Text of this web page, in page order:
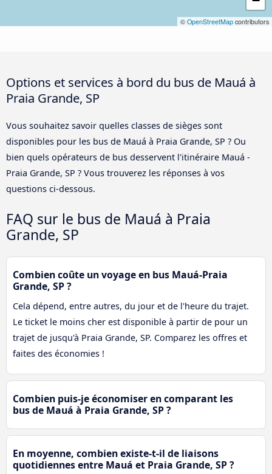
© OpenStreetMap contributors
Options et services à bord du bus de Mauá à
Praia Grande, SP
Vous souhaitez savoir quelles classes de sièges sont
disponibles pour les bus de Mauá à Praia Grande, SP ? Ou
bien quels opérateurs de bus desservent l'itinéraire Mauá -
Praia Grande, SP ? Vous trouverez les réponses à vos
questions ci-dessous.
FAQ sur le bus de Mauá à Praia
Grande, SP
Combien coûte un voyage en bus Mauá-Praia
Grande, SP ?
Cela dépend, entre autres, du jour et de l'heure du trajet.
Le ticket le moins cher est disponible à partir de pour un
trajet de jusqu'à Praia Grande, SP. Comparez les offres et
faites des économies !
Combien puis-je économiser en comparant les
bus de Mauá à Praia Grande, SP ?
En moyenne, combien existe-t-il de liaisons
quotidiennes entre Mauá et Praia Grande, SP ?